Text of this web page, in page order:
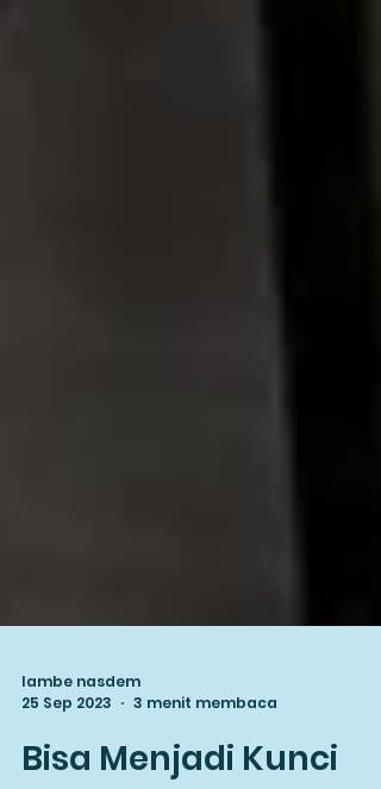
lambe nasdem
3 menit membaca